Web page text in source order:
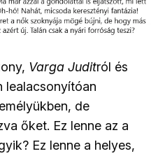
Varga Juditról és
lealacsonyítóan
de
őket. Ez lenne az a
Ez lenne a helyes,